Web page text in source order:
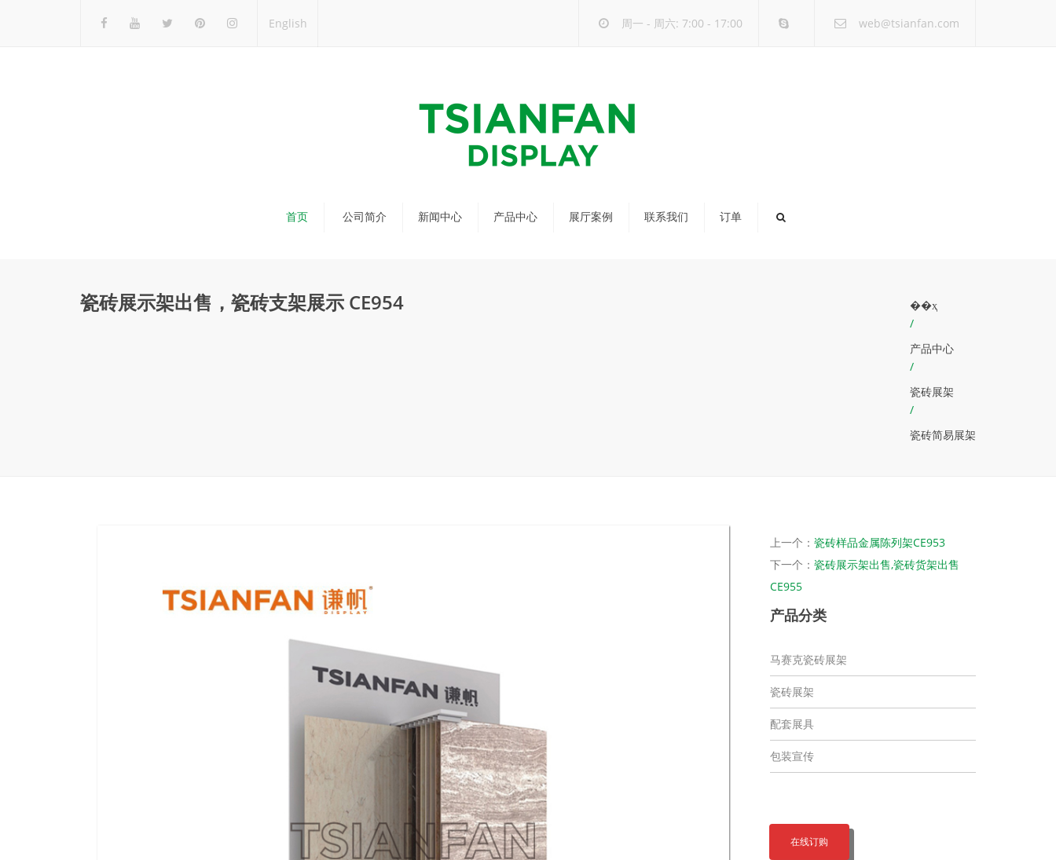
English 周一 - 周六: 7:00 - 17:00 web@tsianfan.com
首页 公司简介 新闻中心
行业新闻
产品中心 展厅案例 联系我们 订单
瓷砖展示架出售，瓷砖支架展示 CE954
��ҳ
/
产品中心
/
瓷砖展架
/
瓷砖简易展架
上一个： 瓷砖样品金属陈列架CE953
下一个： 瓷砖展示架出售,瓷砖货架出售
CE955
产品分类
马赛克瓷砖展架
瓷砖展架
配套展具
包装宣传
在线订购